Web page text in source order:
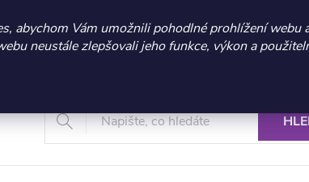
– sleva 300 Kč při nákupu nad 3.000 Kč | Platnost
abychom Vám umožnili pohodlné prohlížení webu
neustále zlepšovali jeho funkce, výkon a
+420 604 269 200
Vrácení a reklamace zboží Podmínky ochrany osobních